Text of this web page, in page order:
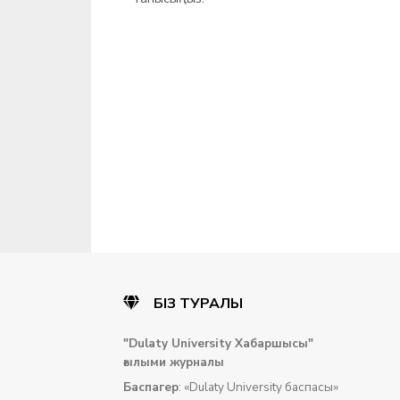
БІЗ ТУРАЛЫ
"Dulaty University Хабаршысы"
ғылыми журналы
Баспагер: «Dulaty University баспасы»